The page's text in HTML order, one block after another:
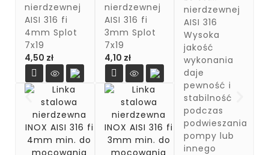
nierdzewnej
AISI 316 fi
4mm Splot
7x19
4,50 złCena

nierdzewnej
AISI 316 fi
3mm Splot
7x19
4,10 złCena

nierdzewnej
AISI 316
Wysoka
jakość
wykonania
daje
pewność i
stabilność
podczas
podwieszania
pompy lub
innego